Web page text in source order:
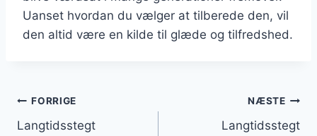
Uanset hvordan du vælger at tilberede den, vil
den altid være en kilde til glæde og tilfredshed.
Indlægsnavigation
FORRIGE
Langtidsstegt
NÆSTE
Langtidsstegt